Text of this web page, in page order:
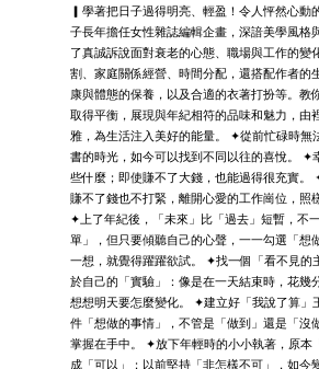
▎學著把日子過得明亮、輕盈！令人怦然心動
子長年擔任女性雜誌編輯企畫，深諳美學風格
了真誠訴說面對衰老的心態、職場與工作的變
割、家庭關係經營、時間分配，還搭配作者的
康與體態的保養，以及合適的衣著打扮等。教
取得平衡，展現與年紀相符的品味和魅力，由
雅，為生活注入美好的能量。 ✦從前忙碌時無
書的時光，如今可以找到不同以往的喜悅。 ✦
些什麼；即使賺不了大錢，也能過得很充實。
賺不了錢也不打緊，離開心愛的工作崗位，照
✦上了年紀後，「未來」比「過去」短暫，不
單」，但只要傾聽自己的心聲，一一勾選「想
一想，就覺得躍躍欲試。 ✦找一個「看不見的
於自己的「實驗」：像是在一天結束時，花幾
想想明天要怎麼變化。 ✦建立好「我說了算」
件「想做的事情」，不管是「做到」還是「沒
掌握在手中。 ✦放下年輕時的小小執著，原本
成「可以」；以前堅持「非怎樣不可」，如今